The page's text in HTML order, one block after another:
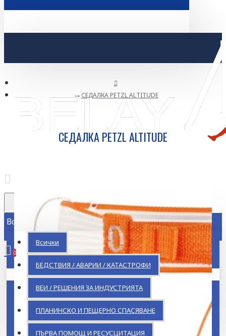
Всички
Всички
БЕДСТВИЯ / АВАРИИ / КАТАСТРОФИ
ВЕИ / РЕШЕНИЯ ЗА ИНДУСТРИЯТА
ПЛАНИНСКО И ПЕЩЕРНО СПАСЯВАНЕ
ПЪРВА ПОМОЩ И РЕСУСЦИТАЦИЯ
0
Кошницата ви е празна!
СЕДАЛКА PETZL ALTITUDE
СЕДАЛКА PETZL ALTITUDE